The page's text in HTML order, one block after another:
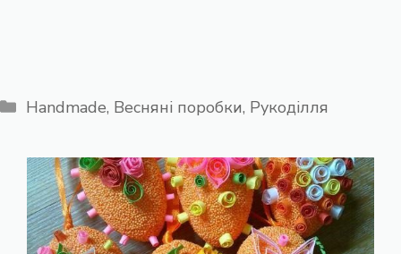
Категорії
Handmade, Весняні поробки, Рукоділля